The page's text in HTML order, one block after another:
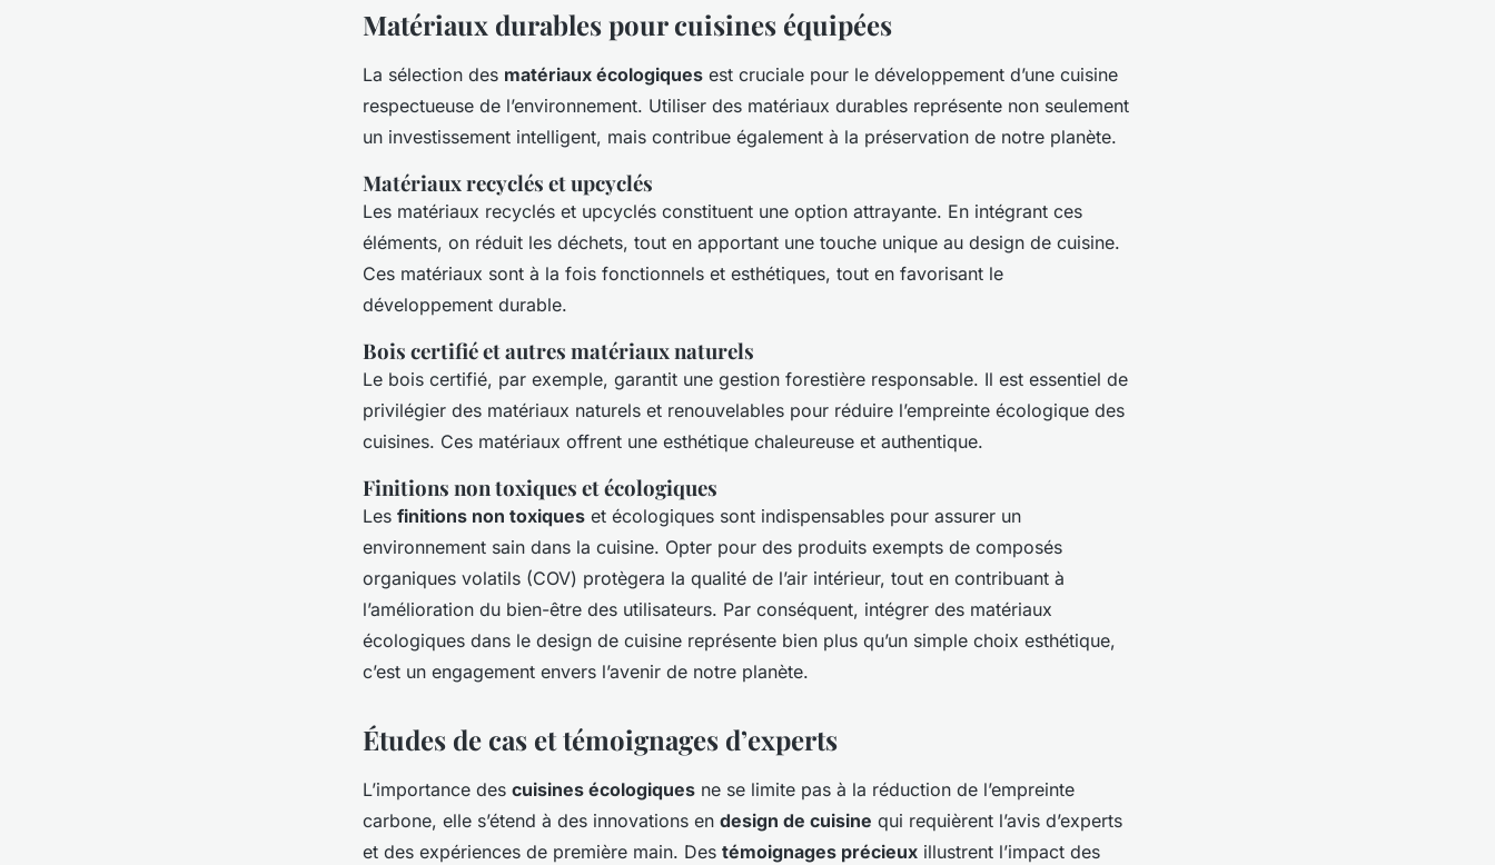
Matériaux durables pour cuisines équipées
La sélection des matériaux écologiques est cruciale pour le développement d’une cuisine
respectueuse de l’environnement. Utiliser des matériaux durables représente non seulement
un investissement intelligent, mais contribue également à la préservation de notre planète.
Matériaux recyclés et upcyclés
Les matériaux recyclés et upcyclés constituent une option attrayante. En intégrant ces
éléments, on réduit les déchets, tout en apportant une touche unique au design de cuisine.
Ces matériaux sont à la fois fonctionnels et esthétiques, tout en favorisant le
développement durable.
Bois certifié et autres matériaux naturels
Le bois certifié, par exemple, garantit une gestion forestière responsable. Il est essentiel de
privilégier des matériaux naturels et renouvelables pour réduire l’empreinte écologique des
cuisines. Ces matériaux offrent une esthétique chaleureuse et authentique.
Finitions non toxiques et écologiques
Les finitions non toxiques et écologiques sont indispensables pour assurer un
environnement sain dans la cuisine. Opter pour des produits exempts de composés
organiques volatils (COV) protègera la qualité de l’air intérieur, tout en contribuant à
l’amélioration du bien-être des utilisateurs. Par conséquent, intégrer des matériaux
écologiques dans le design de cuisine représente bien plus qu’un simple choix esthétique,
c’est un engagement envers l’avenir de notre planète.
Études de cas et témoignages d’experts
L’importance des cuisines écologiques ne se limite pas à la réduction de l’empreinte
carbone, elle s’étend à des innovations en design de cuisine qui requièrent l’avis d’experts
et des expériences de première main. Des témoignages précieux illustrent l’impact des